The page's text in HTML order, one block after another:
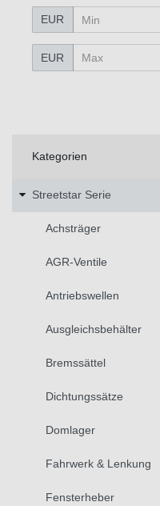
EUR
EUR
Kategorien
Streetstar Serie
Achsträger
AGR-Ventile
Antriebswellen
Ausgleichsbehälter
Bremssättel
Dichtungssätze
Domlager
Fahrwerk & Lenkung
Fensterheber